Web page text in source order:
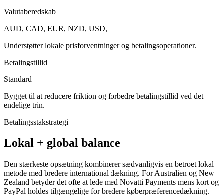
Valutaberedskab
AUD, CAD, EUR, NZD, USD,
Understøtter lokale prisforventninger og betalingsoperationer.
Betalingstillid
Standard
Bygget til at reducere friktion og forbedre betalingstillid ved det
endelige trin.
Betalingsstakstrategi
Lokal + global balance
Den stærkeste opsætning kombinerer sædvanligvis en betroet lokal
metode med bredere international dækning. For Australien og New
Zealand betyder det ofte at lede med Novatti Payments mens kort og
PayPal holdes tilgængelige for bredere køberpræferencedækning.